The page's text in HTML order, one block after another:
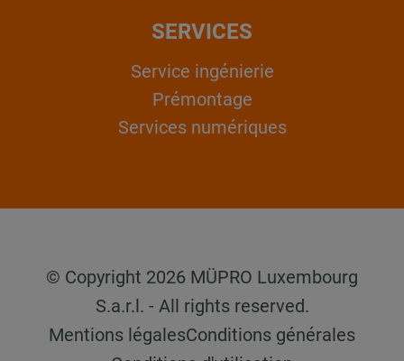
SERVICES
Service ingénierie
Prémontage
Services numériques
© Copyright 2026 MÜPRO Luxembourg
S.a.r.l. - All rights reserved.
Mentions légalesConditions générales